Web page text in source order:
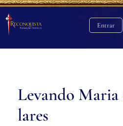
Entrar
Levando Maria
lares